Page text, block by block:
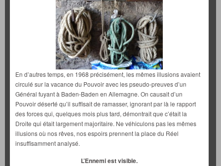
En d’autres temps, en 1968 précisément, les mêmes illusions avaient
circulé sur la vacance du Pouvoir avec les pseudo-preuves d’un
Général fuyant à Baden-Baden en Allemagne. On causait d’un
Pouvoir déserté qu’il suffisait de ramasser, ignorant par là le rapport
des forces qui, quelques mois plus tard, démontrait que c’était la
Droite qui était largement majoritaire. Ne véhiculons pas les mêmes
illusions où nos rêves, nos espoirs prennent la place du Réel
insuffisamment analysé.
L’Ennemi est visible.